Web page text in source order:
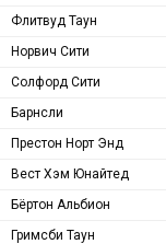
Флитвуд Таун
Норвич Сити
Солфорд Сити
Барнсли
Престон Норт Энд
Вест Хэм Юнайтед
Бёртон Альбион
Гримсби Таун